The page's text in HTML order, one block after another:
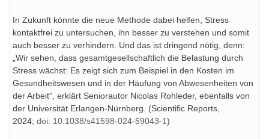
In Zukunft könnte die neue Methode dabei helfen, Stress
kontaktfrei zu untersuchen, ihn besser zu verstehen und somit
auch besser zu verhindern. Und das ist dringend nötig, denn:
„Wir sehen, dass gesamtgesellschaftlich die Belastung durch
Stress wächst: Es zeigt sich zum Beispiel in den Kosten im
Gesundheitswesen und in der Häufung von Abwesenheiten von
der Arbeit“, erklärt Seniorautor Nicolas Rohleder, ebenfalls von
der Universität Erlangen-Nürnberg. (Scientific Reports,
2024; doi: 10.1038/s41598-024-59043-1)